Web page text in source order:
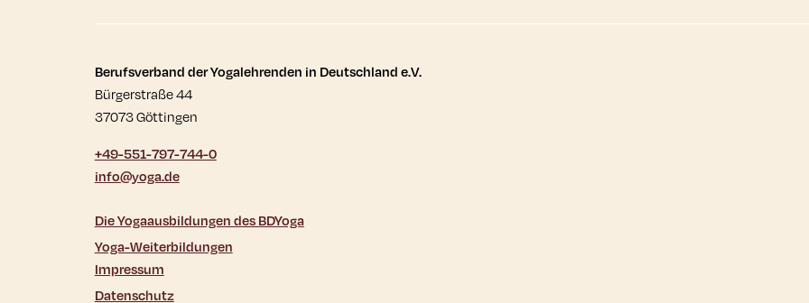
Kontaktdaten und weitere Links
Berufsverband der Yogalehrenden in Deutschland e.V.
Bürgerstraße 44
37073 Göttingen
+49-551-797-744-0
info@yoga.de
Die Yogaausbildungen des BDYoga
Yoga-Weiterbildungen
Impressum
Datenschutz